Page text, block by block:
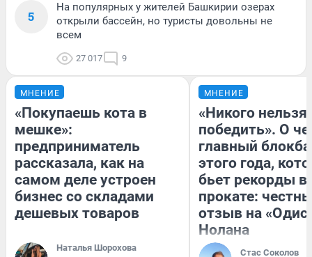
5
На популярных у жителей Башкирии озерах
открыли бассейн, но туристы довольны не
всем
27 017 9
МНЕНИЕ
«Покупаешь кота в
мешке»:
предприниматель
рассказала, как на
самом деле устроен
бизнес со складами
дешевых товаров
Наталья Шорохова
МНЕНИЕ
«Никого нельзя
победить». О
главный
этого года,
бьет рекорды в
прокате:
отзыв на
Нолана
Стас Соколов